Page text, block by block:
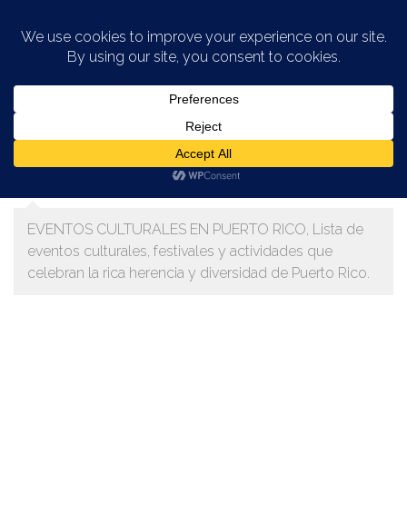
EVENTOS CULTURALES
EN PUERTO RICO
EVENTOS CULTURALES EN PUERTO RICO, Lista de
eventos culturales, festivales y actividades que
celebran la rica herencia y diversidad de Puerto Rico.